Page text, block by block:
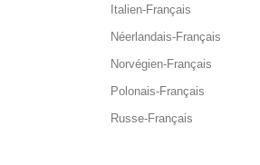
Italien-Français
Néerlandais-Français
Norvégien-Français
Polonais-Français
Russe-Français